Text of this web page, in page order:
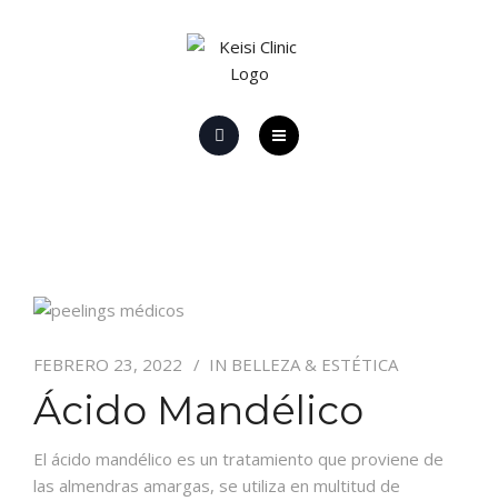
PROMOCIONES LÁSER
FEBRERO 23, 2022 IN BELLEZA & ESTÉTICA
Ácido Mandélico
El ácido mandélico es un tratamiento que proviene de
las almendras amargas, se utiliza en multitud de